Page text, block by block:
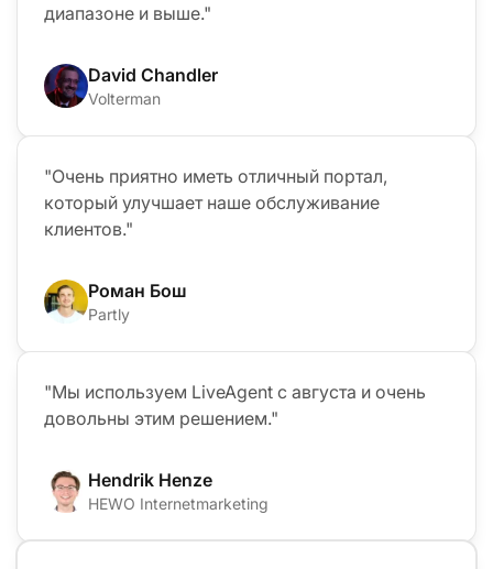
диапазоне и выше."
David Chandler
Volterman
"Очень приятно иметь отличный портал,
который улучшает наше обслуживание
клиентов."
Роман Бош
Partly
"Мы используем LiveAgent с августа и очень
довольны этим решением."
Hendrik Henze
HEWO Internetmarketing